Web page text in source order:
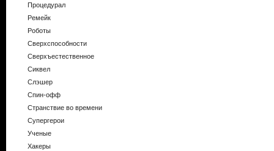
Процедурал
Ремейк
Роботы
Сверхспособности
Сверхъестественное
Сиквел
Слэшер
Спин-офф
Странствие во времени
Супергерои
Ученые
Хакеры